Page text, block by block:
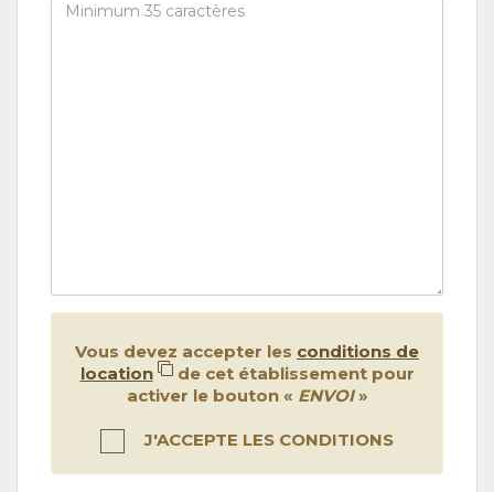
Vous devez accepter les conditions de
location
de cet établissement pour
activer le bouton « ENVOI»
J'ACCEPTE LES CONDITIONS